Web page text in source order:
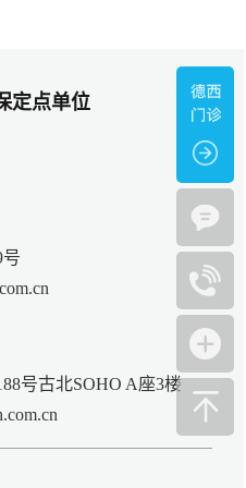
定点单位
号
号古北SOHO A座3楼